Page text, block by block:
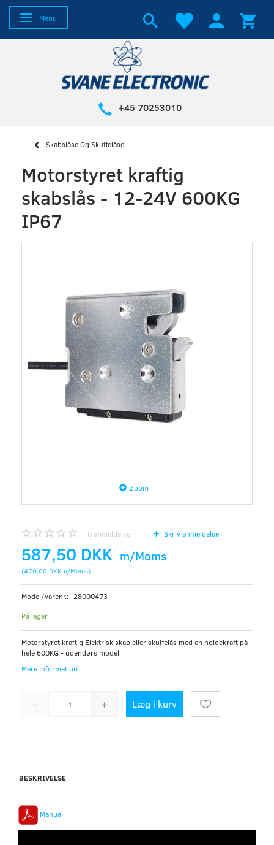
Skifte navigation
Menu
+45 70253010
Skabslåse Og Skuffelåse
Motorstyret kraftig
skabslås - 12-24V 600KG
IP67
Zoom
0 anmeldelser Skriv anmeldelse
587,50 DKK m/Moms
(470,00 DKK u/Moms)
Model/varenr.: 28000473
På lager
Motorstyret kraftig Elektrisk skab eller skuffelås med en holdekraft på
hele 600KG - udendørs model
Mere information
Læg i kurv
BESKRIVELSE
Manual